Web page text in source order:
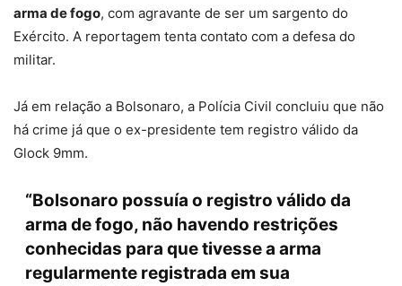
arma de fogo, com agravante de ser um sargento do
Exército. A reportagem tenta contato com a defesa do
militar.
Já em relação a Bolsonaro, a Polícia Civil concluiu que não
há crime já que o ex-presidente tem registro válido da
Glock 9mm.
“Bolsonaro possuía o registro válido da
arma de fogo, não havendo restrições
conhecidas para que tivesse a arma
regularmente registrada em sua